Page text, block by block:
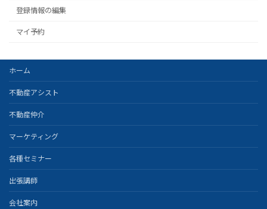
登録情報の編集
マイ予約
ホーム
不動産アシスト
不動産仲介
マーケティング
各種セミナー
出張講師
会社案内